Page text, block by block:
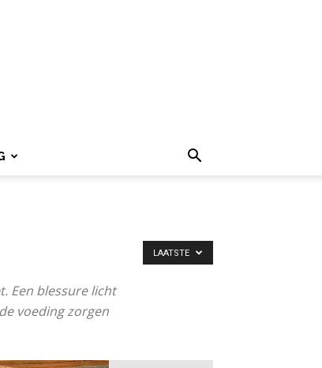
Een blessure licht
voeding zorgen
LAATSTE